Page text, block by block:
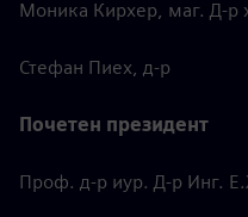
Моника Кирхер, маг. Д-р
Стефан Пиех, д-р
Почетен президент
Проф. д-р иур. Д-р Инг.